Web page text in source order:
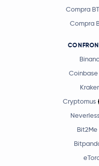
Compra
Compra
Coinbase
Cryptomus
Bit2Me